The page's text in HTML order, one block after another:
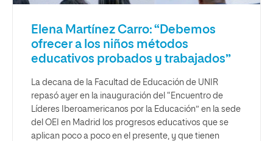
Elena Martínez Carro: “Debemos
ofrecer a los niños métodos
educativos probados y trabajados”
La decana de la Facultad de Educación de UNIR
repasó ayer en la inauguración del “Encuentro de
Líderes Iberoamericanos por la Educación” en la sede
del OEI en Madrid los progresos educativos que se
aplican poco a poco en el presente, y que tienen